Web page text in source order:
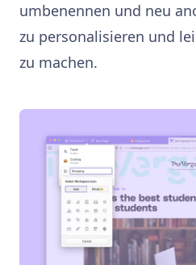
umbenennen und neu
zu personalisieren und
zu machen.